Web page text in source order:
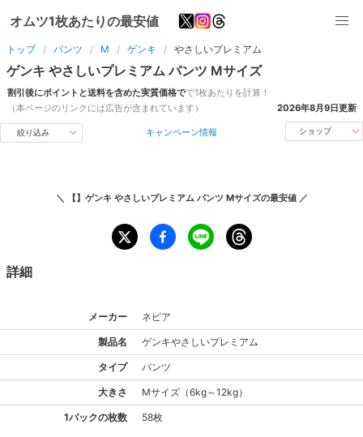
オムツ1枚あたりの最安値
トップ パンツ M ゲンキ やさしいプレミアム
ゲンキ やさしいプレミアム パンツ Mサイズ
割引後にポイントと送料を含めた実質価格でで1枚あたりを計算！
（本ページのリンクには広告が含まれています）
2026年8月9日更新
絞り込み キャンペーン情報 ショップ
＼ 【】ゲンキ やさしいプレミアム パンツ Mサイズの最安値 ／
詳細
メーカー ネピア
製品名 ゲンキやさしいプレミアム
タイプ パンツ
大きさ Mサイズ （6kg～12kg）
1パックの枚数 58枚